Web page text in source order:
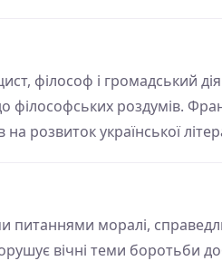
філософ і громадський
філософських роздумів.
розвиток української
моралі,
вічні теми боротьби